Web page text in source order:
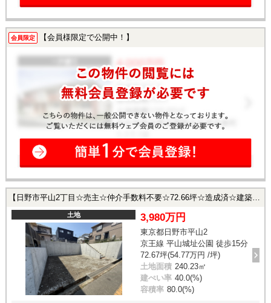
会員限定 【会員様限定で公開中！】
【日野市平山2丁目☆売主☆仲介手数料不要☆72.66坪☆造成済☆建築条件無し◎】 日野市平山2の土地
土地 3,980万円
東京都日野市平山2
京王線 平山城址公園 徒歩15分
72.67坪(54.77万円 /坪)
土地面積 240.23㎡
建ぺい率 40.0(%)
容積率 80.0(%)